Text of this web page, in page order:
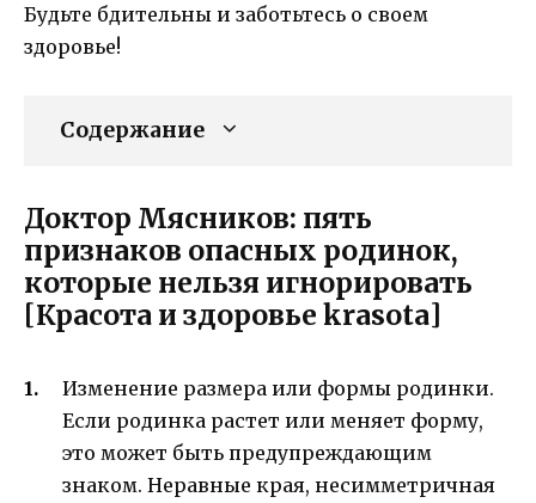
Будьте бдительны и заботьтесь о своем
здоровье!
Содержание
Доктор Мясников: пять
признаков опасных родинок,
которые нельзя игнорировать
[Красота и здоровье krasota]
Изменение размера или формы родинки.
Если родинка растет или меняет форму,
это может быть предупреждающим
знаком. Неравные края, несимметричная